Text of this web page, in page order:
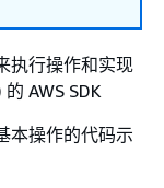
执行操作和实现
AWS SDK
本操作的代码示